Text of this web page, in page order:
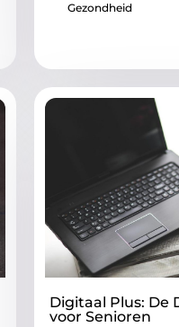
Gezondheid
Digitaal Plus: De
voor Senioren